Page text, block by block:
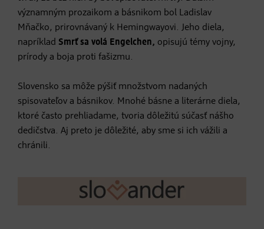
významným prozaikom a básnikom bol Ladislav
Mňačko, prirovnávaný k Hemingwayovi. Jeho diela,
napríklad Smrť sa volá Engelchen, opisujú témy vojny,
prírody a boja proti fašizmu.
Slovensko sa môže pýšiť množstvom nadaných
spisovateľov a básnikov. Mnohé básne a literárne diela,
ktoré často prehliadame, tvoria dôležitú súčasť nášho
dedičstva. Aj preto je dôležité, aby sme si ich vážili a
chránili.